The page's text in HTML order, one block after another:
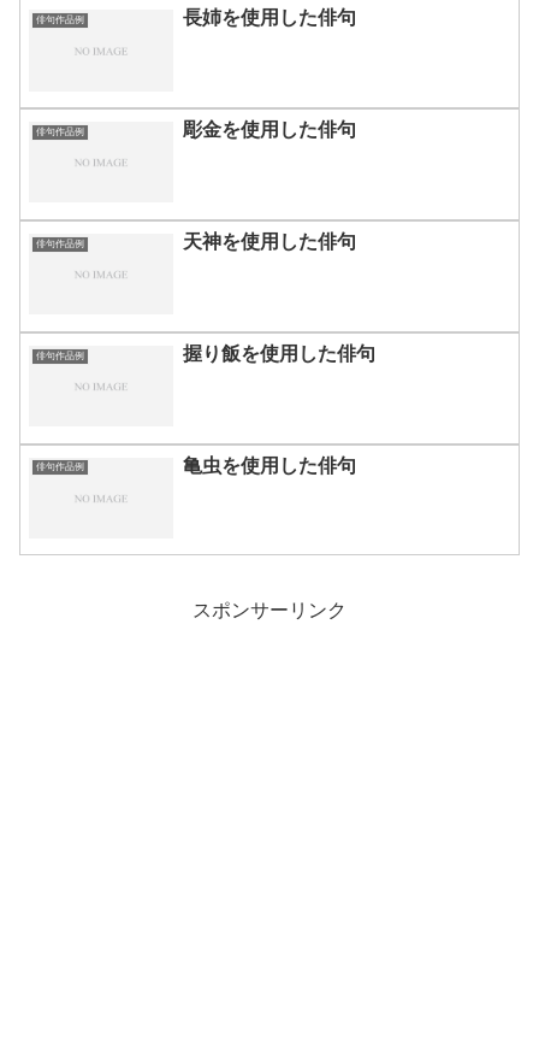
俳句作品例 長姉を使用した俳句
俳句作品例 彫金を使用した俳句
俳句作品例 天神を使用した俳句
俳句作品例 握り飯を使用した俳句
俳句作品例 亀虫を使用した俳句
スポンサーリンク